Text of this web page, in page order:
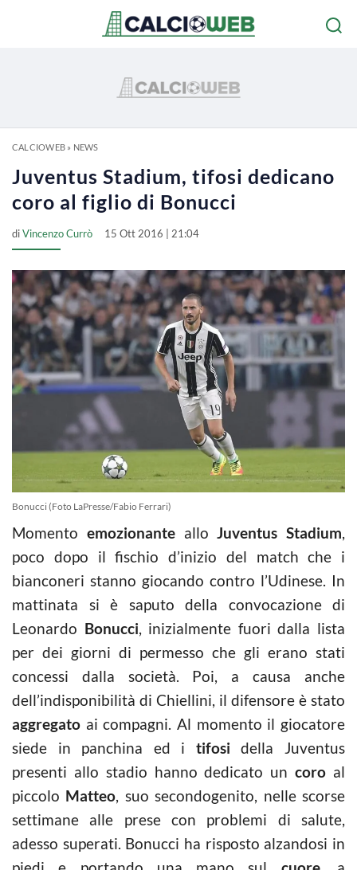
CALCIOWEB» NEWS
Juventus Stadium, tifosi dedicano
coro al figlio di Bonucci
diVincenzo Currò 15 Ott 2016 | 21:04
Bonucci (Foto LaPresse/Fabio Ferrari)
Momento emozionanteallo Juventus Stadium,
poco dopo il fischio d’inizio del match che i
bianconeri stanno giocando contro l’Udinese. In
mattinata si è saputo della convocazione di
Leonardo Bonucci, inizialmente fuori dalla lista
per dei giorni di permesso che gli erano stati
concessi dalla società. Poi, a causa anche
dell’indisponibilità di Chiellini, il difensore è stato
aggregato ai compagni. Al momento il giocatore
siede in panchina ed i tifosi della Juventus
presenti allo stadio hanno dedicato uncoro al
piccolo Matteo, suo secondogenito, nelle scorse
settimane alle prese con problemi di salute,
adesso superati. Bonucci ha risposto alzandosi in